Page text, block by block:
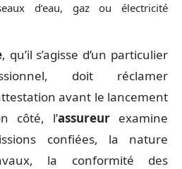
d’eau, gaz ou électricité
, qu’il s’agisse d’un particulier
doit réclamer
avant le lancement
côté, l’assureur examine
confiées, la nature
la conformité des